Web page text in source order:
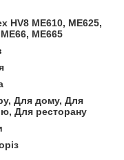
HV8 ME610, ME625,
ME665
Для дому, Для
Для ресторану